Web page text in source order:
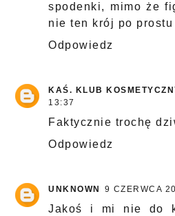
spodenki, mimo że
nie ten krój po prostu
Odpowiedz
KAŚ. KLUB
13:37
Faktycznie trochę
Odpowiedz
UNKNOWN 9 CZERWCA
Jakoś i mi nie do